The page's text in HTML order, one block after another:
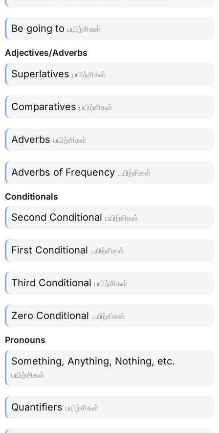
Be going to பயிற்சிகள்
Adjectives/Adverbs
Superlatives பயிற்சிகள்
Comparatives பயிற்சிகள்
Adverbs பயிற்சிகள்
Adverbs of Frequency பயிற்சிகள்
Conditionals
Second Conditional பயிற்சிகள்
First Conditional பயிற்சிகள்
Third Conditional பயிற்சிகள்
Zero Conditional பயிற்சிகள்
Pronouns
Something, Anything, Nothing, etc.
பயிற்சிகள்
Quantifiers பயிற்சிகள்